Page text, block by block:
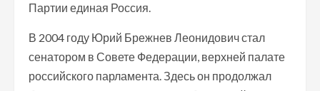
Партии единая Россия.
В 2004 году Юрий Брежнев Леонидович стал
сенатором в Совете Федерации, верхней палате
российского парламента. Здесь он продолжал